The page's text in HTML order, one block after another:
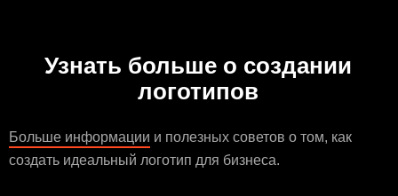
Узнать больше о создании
логотипов
Больше информации и полезных советов о том, как
создать идеальный логотип для бизнеса.